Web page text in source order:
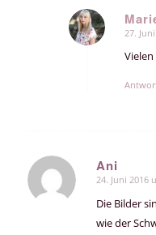
27.
Ani
sagte:
24. Juni 2016
Die Bilder
wie der